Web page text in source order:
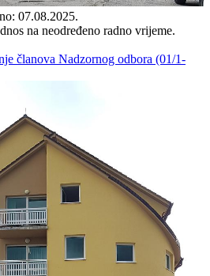
07.08.2025.
na neodređeno radno vrijeme.
članova Nadzornog odbora (01/1-